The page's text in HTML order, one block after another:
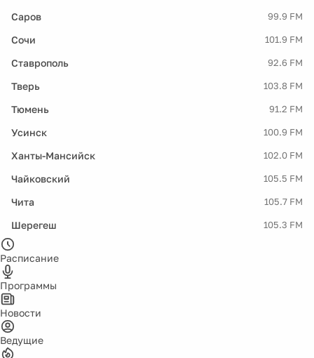
Саров 99.9 FM
Сочи 101.9 FM
Ставрополь 92.6 FM
Тверь 103.8 FM
Тюмень 91.2 FM
Усинск 100.9 FM
Ханты-Мансийск 102.0 FM
Чайковский 105.5 FM
Чита 105.7 FM
Шерегеш 105.3 FM
Расписание
Программы
Новости
Ведущие